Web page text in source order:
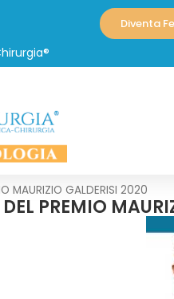
Diventa
MAURIZIO GALDERISI 2020
PREMIO